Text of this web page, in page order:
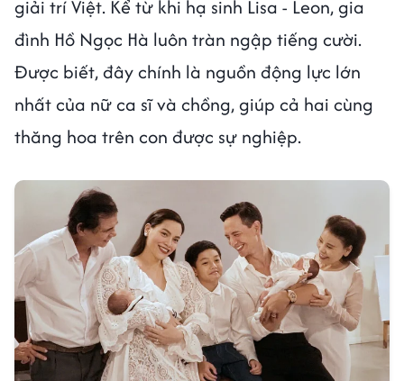
giải trí Việt. Kể từ khi hạ sinh Lisa - Leon, gia
đình Hồ Ngọc Hà luôn tràn ngập tiếng cười.
Được biết, đây chính là nguồn động lực lớn
nhất của nữ ca sĩ và chồng, giúp cả hai cùng
thăng hoa trên con được sự nghiệp.